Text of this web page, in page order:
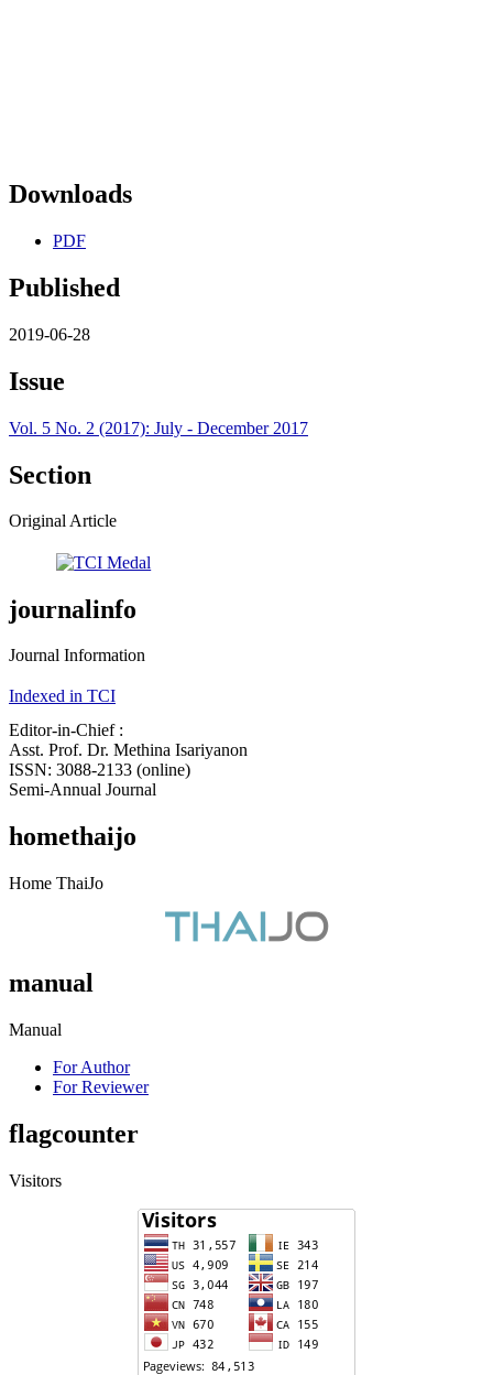
Downloads
PDF
Published
2019-06-28
Issue
Vol. 5 No. 2 (2017): July - December 2017
Section
Original Article
journalinfo
Journal Information
Indexed in TCI
Editor-in-Chief :
Asst. Prof. Dr. Methina Isariyanon
ISSN: 3088-2133 (online)
Semi-Annual Journal
homethaijo
Home ThaiJo
manual
Manual
For Author
For Reviewer
flagcounter
Visitors